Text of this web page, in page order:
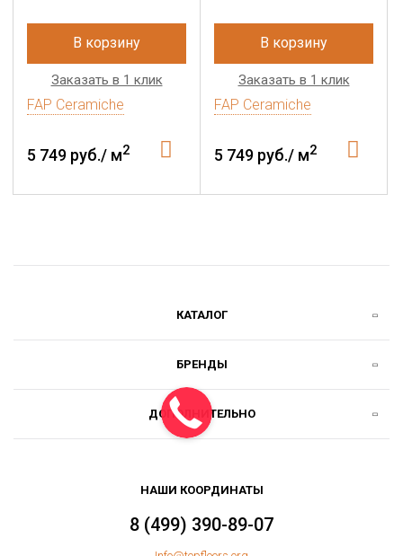
В корзину
Заказать в 1 клик
FAP Ceramiche
5 749 руб./ м2
В корзину
Заказать в 1 клик
FAP Ceramiche
5 749 руб./ м2
КАТАЛОГ
БРЕНДЫ
ДОПОЛНИТЕЛЬНО
НАШИ КООРДИНАТЫ
8 (499) 390-89-07